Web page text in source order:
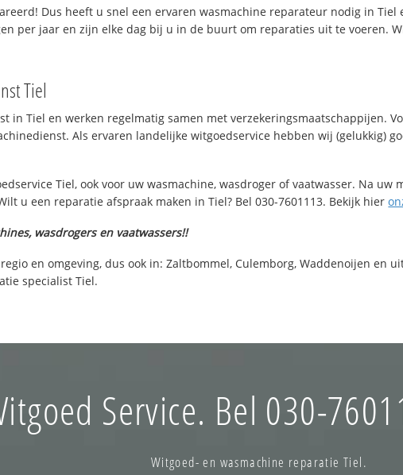
Dus heeft u snel een ervaren wasmachine reparateur nodig in
per jaar en zijn elke dag bij u in de buurt om reparaties uit te voeren.
Tiel
in Tiel en werken regelmatig samen met verzekeringsmaatschappijen.
Als ervaren landelijke witgoedservice hebben wij (gelukkig)
Tiel, ook voor uw wasmachine, wasdroger of vaatwasser. Na
u een reparatie afspraak maken in Tiel? Bel 030-7601113. Bekijk hier
wasdrogers en vaatwassers!!
en omgeving, dus ook in: Zaltbommel, Culemborg, Waddenoijen en
specialist Tiel.
Service. Bel 030-
Witgoed- en wasmachine reparatie Tiel.